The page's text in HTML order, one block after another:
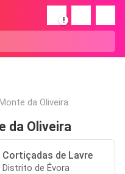
!
da Oliveira.
da Oliveira
Cortiçadas de Lavre
Distrito de Évora